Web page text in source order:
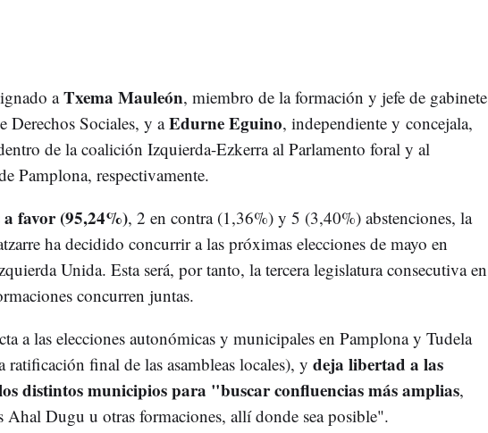
aTxema Mauleón, miembro de la formación y jefe de gabinete
Derechos Sociales, y aEdurne Eguino, independiente y concejala,
de la coalición Izquierda-Ezkerra al Parlamento foral y al
Pamplona, respectivamente.
a favor (95,24%), 2 en contra (1,36%) y 5 (3,40%) abstenciones, la
ha decidido concurrir a las próximas elecciones de mayo en
Unida. Esta será, por tanto, la tercera legislatura consecutiva en
concurren juntas.
a las elecciones autonómicas y municipales en Pamplona y Tudela
ratificación final de las asambleas locales), y deja libertad a las
distintos municipios para "buscar confluencias más amplias,
Ahal Dugu u otras formaciones, allí donde sea posible".